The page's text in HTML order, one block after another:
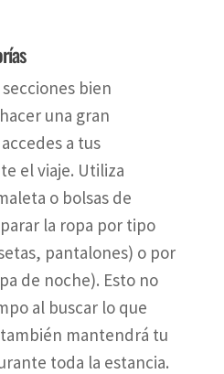
bien
una gran
a tus
el viaje. Utiliza
o bolsas de
la ropa por tipo
pantalones) o por
de noche). Esto no
al buscar lo que
mantendrá tu
toda la estancia.